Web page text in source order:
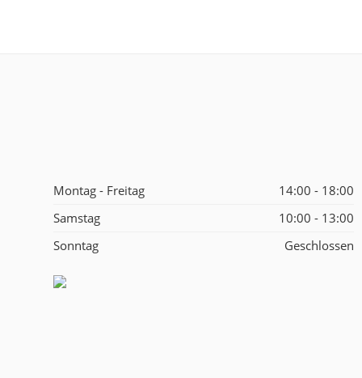
Montag - Freitag
14:00 - 18:00
Samstag
10:00 - 13:00
Sonntag
Geschlossen